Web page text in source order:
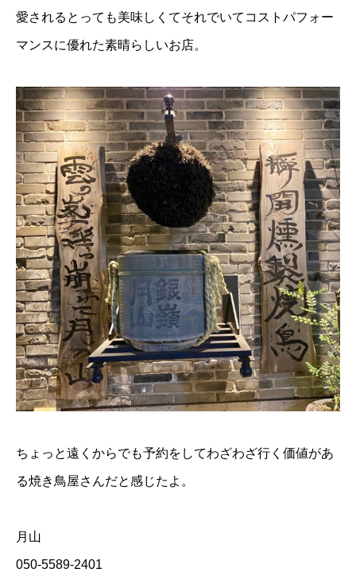
愛されるとっても美味しくてそれでいてコストパフォー
マンスに優れた素晴らしいお店。
ちょっと遠くからでも予約をしてわざわざ行く価値があ
る焼き鳥屋さんだと感じたよ。
月山
050-5589-2401